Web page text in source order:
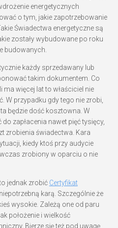
energetycznych
o tym, jakie zapotrzebowanie
Świadectwa energetyczne są
zostały wybudowane po roku
budowanych.
każdy sprzedawany lub
takim dokumentem. Co
ma więcej lat to właściciel nie
przypadku gdy tego nie zrobi,
będzie dość kosztowna. W
zapłacenia nawet pięć tysięcy,
zrobienia świadectwa. Kara
kiedy ktoś przy audycie
zrobiony w oparciu o nie
jednak zrobić Certyfikat
karą. Szczególnie że
wysokie. Zależą one od paru
położenie i wielkość
Bierze się też pod uwagę